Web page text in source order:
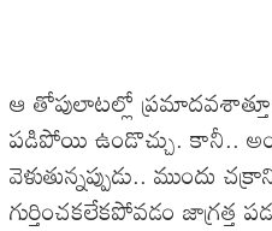
ఆ తోపులాటల్లో
పడిపోయి ఉండొచ్చు. కానీ..
వెళుతున్నప్పుడు.. ముందు
గుర్తించకలేకపోవడం